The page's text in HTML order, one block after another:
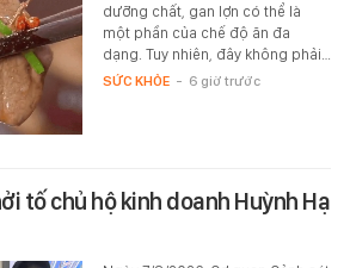
dưỡng chất, gan lợn có thể là
một phần của chế độ ăn đa
dạng. Tuy nhiên, đây không phải…
SỨC KHỎE - 6 giờ trước
tố chủ hộ kinh doanh Huỳnh Hạ